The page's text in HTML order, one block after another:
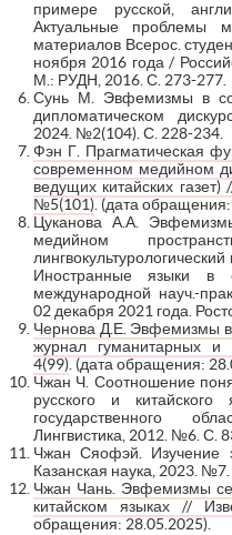
примере русской,
Актуальные проблемы
материалов Всерос.
ноября 2016 года /
М.: РУДН, 2016. С. 273-277.
Сунь М. Эвфемизмы в
дипломатическом
2024. №2(104). С. 228-234.
Фэн Г. Прагматическая
современном медийном
ведущих китайских газет)
№5(101). (дата обращения:
Цуканова А.А.
медийном
Иностранные языки в
международной науч.-
02 декабря 2021 года.
Чернова Д.Е. Эвфемизмы
журнал гуманитарных
4(99). (дата обращения:
Чжан Ч. Соотношение
русского и китайского
государственного
Лингвистика, 2012. №6. С.
Чжан Сяофэй. Изучение
Казанская наука, 2023.
Чжан Чань. Эвфемизмы
китайском языках //
обращения: 28.05.2025).